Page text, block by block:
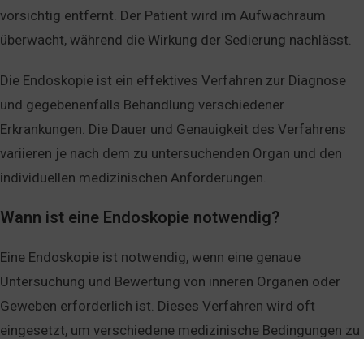
vorsichtig entfernt. Der Patient wird im Aufwachraum
überwacht, während die Wirkung der Sedierung nachlässt.
Die Endoskopie ist ein effektives Verfahren zur Diagnose
und gegebenenfalls Behandlung verschiedener
Erkrankungen. Die Dauer und Genauigkeit des Verfahrens
variieren je nach dem zu untersuchenden Organ und den
individuellen medizinischen Anforderungen.
Wann ist eine Endoskopie notwendig?
Eine Endoskopie ist notwendig, wenn eine genaue
Untersuchung und Bewertung von inneren Organen oder
Geweben erforderlich ist. Dieses Verfahren wird oft
eingesetzt, um verschiedene medizinische Bedingungen zu